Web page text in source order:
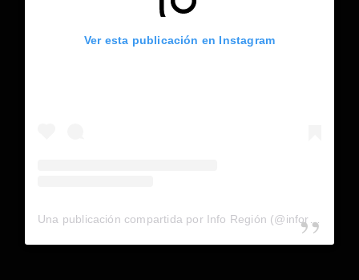
Ver esta publicación en Instagram